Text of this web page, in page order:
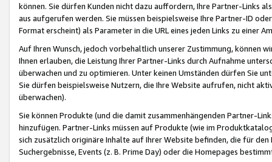
können. Sie dürfen Kunden nicht dazu auffordern, Ihre Partner-Links
aus aufgerufen werden. Sie müssen beispielsweise Ihre Partner-ID
Format erscheint) als Parameter in die URL eines jeden Links zu einer
Auf Ihren Wunsch, jedoch vorbehaltlich unserer Zustimmung, können
Ihnen erlauben, die Leistung Ihrer Partner-Links durch Aufnahme
überwachen und zu optimieren. Unter keinen Umständen dürfen Sie
Sie dürfen beispielsweise Nutzern, die Ihre Website aufrufen, nicht
überwachen).
Sie können Produkte (und die damit zusammenhängenden Partner-
hinzufügen. Partner-Links müssen auf Produkte (wie im
sich zusätzlich originäre Inhalte auf Ihrer Website befinden, die für
Suchergebnisse, Events (z. B. Prime Day) oder die Homepages